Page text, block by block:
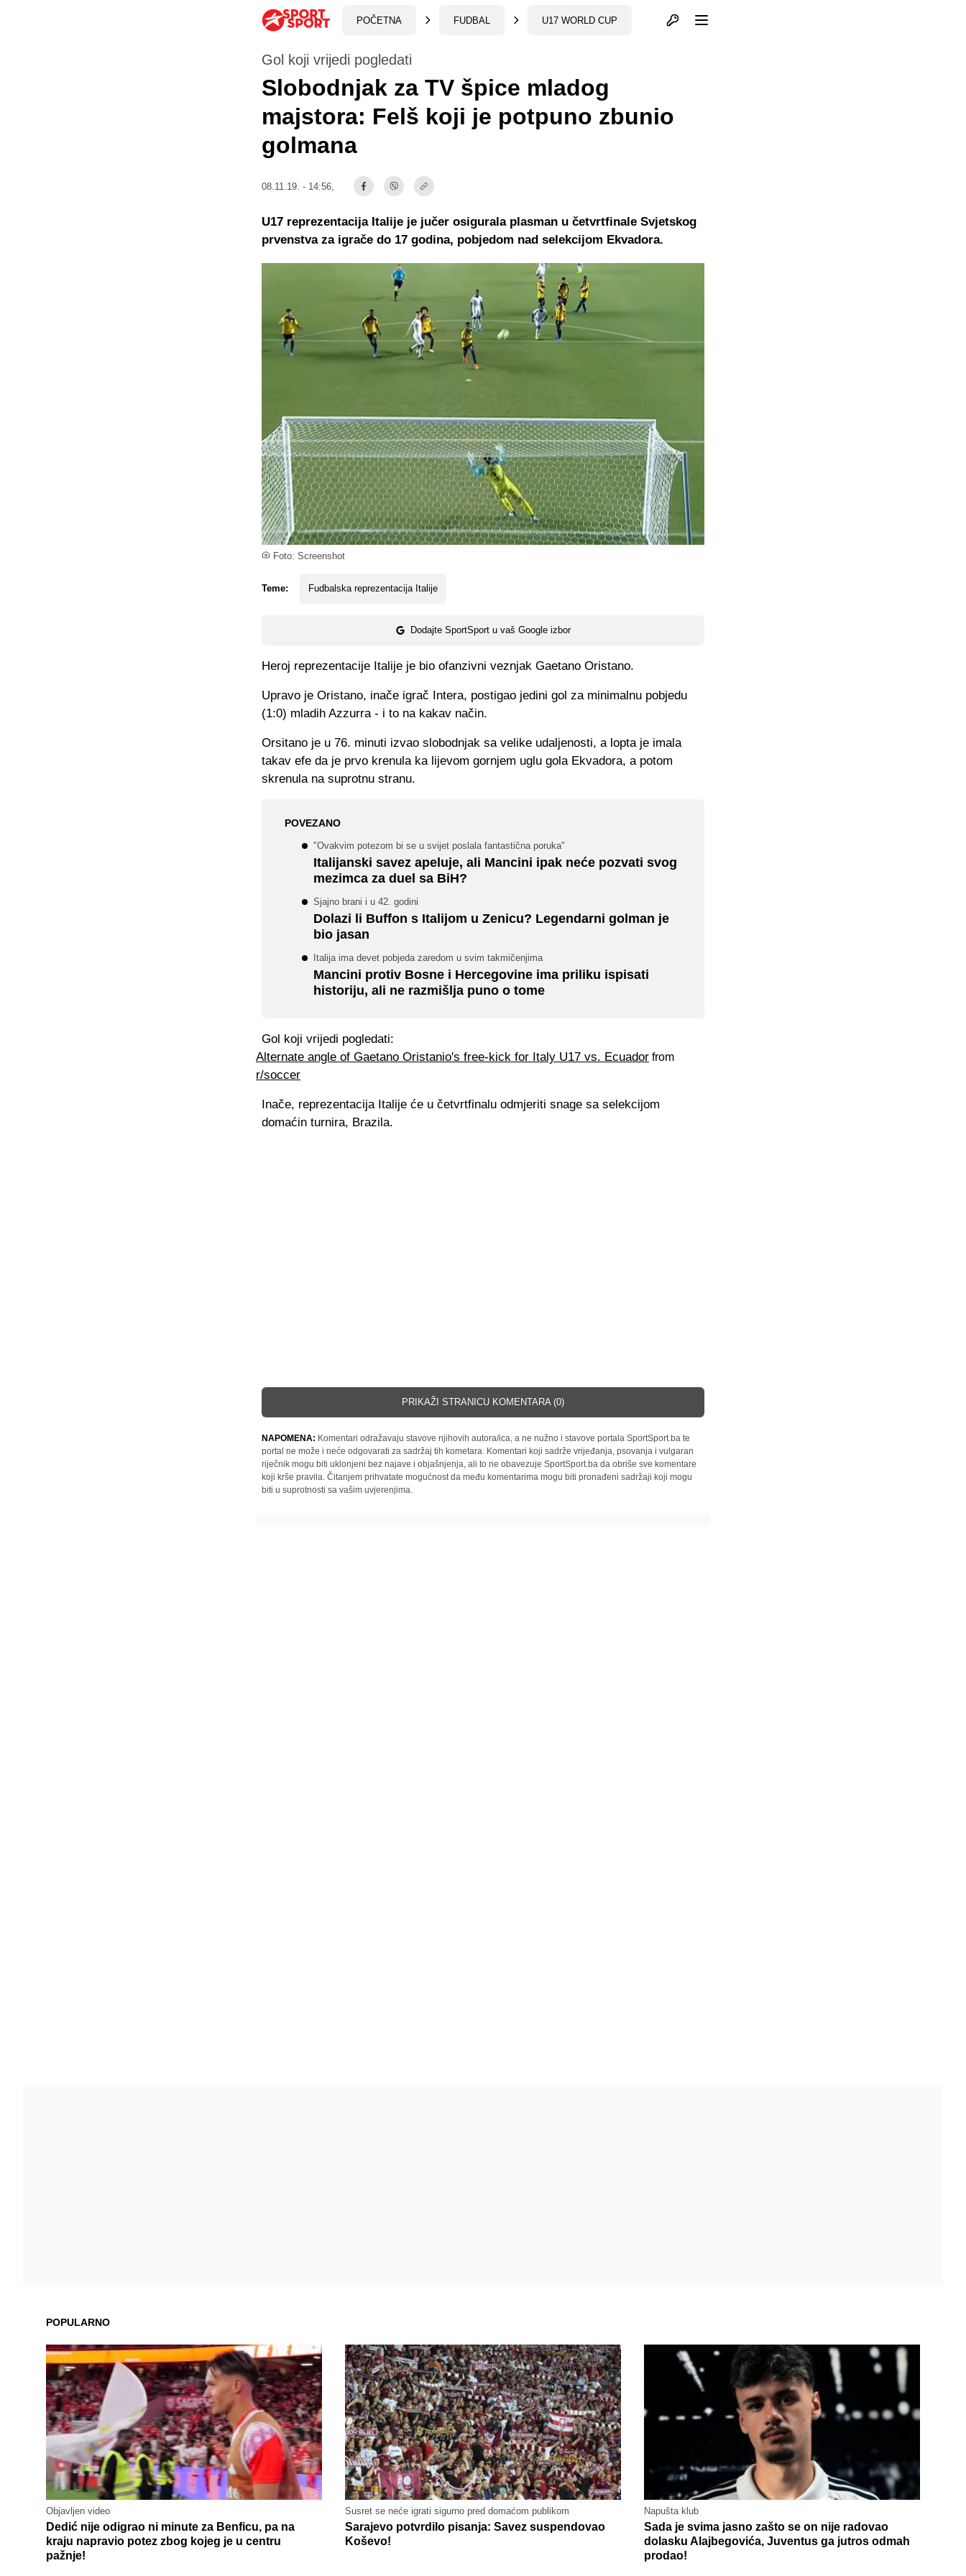
POČETNA FUDBAL U17 WORLD CUP Otvori profil
Foto: Screenshot
Gol koji vrijedi pogledati
Slobodnjak za TV špice mladog
majstora: Felš koji je potpuno zbunio
golmana
08.11.19. - 14:56,
Teme: Fudbalska reprezentacija Italije
Dodajte SportSport u vaš Google izbor
U17 reprezentacija Italije je jučer osigurala plasman u četvrtfinale Svjetskog
prvenstva za igrače do 17 godina, pobjedom nad selekcijom Ekvadora.
Heroj reprezentacije Italije je bio ofanzivni veznjak Gaetano Oristano.
Upravo je Oristano, inače igrač Intera, postigao jedini gol za minimalnu pobjedu
(1:0) mladih Azzurra - i to na kakav način.
Orsitano je u 76. minuti izvao slobodnjak sa velike udaljenosti, a lopta je imala
takav efe da je prvo krenula ka lijevom gornjem uglu gola Ekvadora, a potom
skrenula na suprotnu stranu.
POVEZANO
"Ovakvim potezom bi se u svijet poslala fantastična poruka"
Italijanski savez apeluje, ali Mancini ipak neće pozvati svog
mezimca za duel sa BiH?
Sjajno brani i u 42. godini
Dolazi li Buffon s Italijom u Zenicu? Legendarni golman je
bio jasan
Italija ima devet pobjeda zaredom u svim takmičenjima
Mancini protiv Bosne i Hercegovine ima priliku ispisati
historiju, ali ne razmišlja puno o tome
Gol koji vrijedi pogledati:
Alternate angle of Gaetano Oristanio's free-kick for Italy U17 vs. Ecuador from
r/soccer
Inače, reprezentacija Italije će u četvrtfinalu odmjeriti snage sa selekcijom
domaćin turnira, Brazila.
PRIKAŽI STRANICU KOMENTARA (0)
NAPOMENA: Komentari odražavaju stavove njihovih autora/ica, a ne nužno i stavove portala SportSport.ba te
portal ne može i neće odgovarati za sadržaj tih kometara. Komentari koji sadrže vrijeđanja, psovanja i vulgaran
riječnik mogu biti uklonjeni bez najave i objašnjenja, ali to ne obavezuje SportSport.ba da obriše sve komentare
koji krše pravila. Čitanjem prihvatate mogućnost da među komentarima mogu biti pronađeni sadržaji koji mogu
biti u suprotnosti sa vašim uvjerenjima.
POPULARNO
Objavljen video
Dedić nije odigrao ni minute za Benficu, pa na
kraju napravio potez zbog kojeg je u centru
pažnje!
Susret se neće igrati sigurno pred domaćom publikom
Sarajevo potvrdilo pisanja: Savez suspendovao
Koševo!
Napušta klub
Sada je svima jasno zašto se on nije radovao
dolasku Alajbegovića, Juventus ga jutros odmah
prodao!